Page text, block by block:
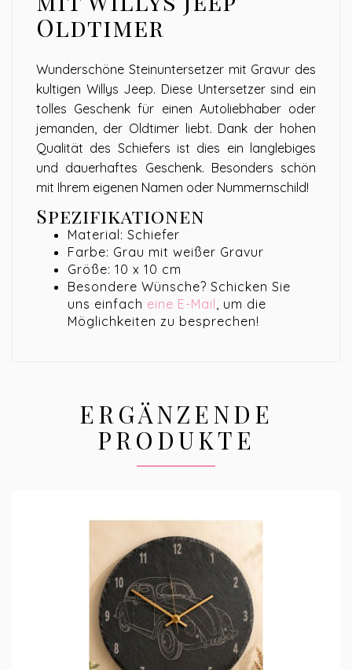
Oldtimer
Wunderschöne Steinuntersetzer mit Gravur des
kultigen Willys Jeep. Diese Untersetzer sind ein
tolles Geschenk für einen Autoliebhaber oder
jemanden, der Oldtimer liebt. Dank der hohen
Qualität des Schiefers ist dies ein langlebiges
und dauerhaftes Geschenk. Besonders schön
mit Ihrem eigenen Namen oder Nummernschild!
Spezifikationen
Material: Schiefer
Farbe: Grau mit weißer Gravur
Größe: 10 x 10 cm
Besondere Wünsche? Schicken Sie
uns einfach eine E-Mail , um die
Möglichkeiten zu besprechen!
ERGÄNZENDE
PRODUKTE